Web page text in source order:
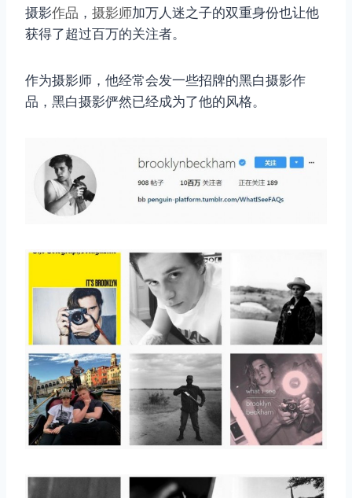
摄影作品 ， 摄影师加万人迷之子的双重身份也让他
获得了超过百万的关注者。
作为摄影师，他经常会发一些招牌的黑白摄影作
品，黑白摄影俨然已经成为了他的风格。